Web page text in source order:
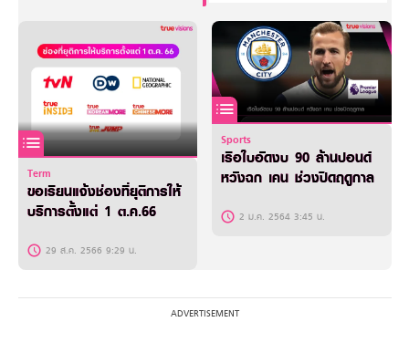
Term
ขอเรียนแจ้งช่องที่ยุติการให้
บริการตั้งแต่ 1 ต.ค.66
29 ส.ค. 2566 9:29 น.
Sports
เรือใบอัดงบ 90 ล้านปอนด์
หวังฉก เคน ช่วงปิดฤดูกาล
2 ม.ค. 2564 3:45 น.